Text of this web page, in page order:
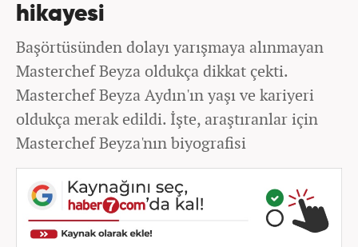
hikayesi
Başörtüsünden dolayı yarışmaya alınmayan
Masterchef Beyza oldukça dikkat çekti.
Masterchef Beyza Aydın'ın yaşı ve kariyeri
oldukça merak edildi. İşte, araştıranlar için
Masterchef Beyza'nın biyografisi